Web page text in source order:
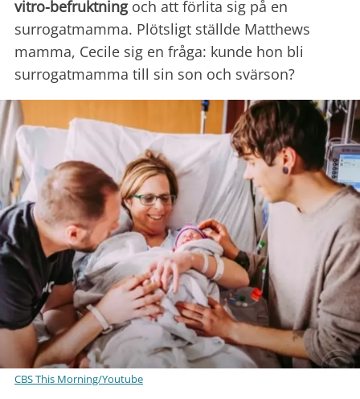
vitro-befruktningoch att förlita sig på en
surrogatmamma. Plötsligt ställde Matthews
mamma, Cecile sig en fråga: kunde hon bli
surrogatmamma till sin son och svärson?
CBS This Morning/Youtube